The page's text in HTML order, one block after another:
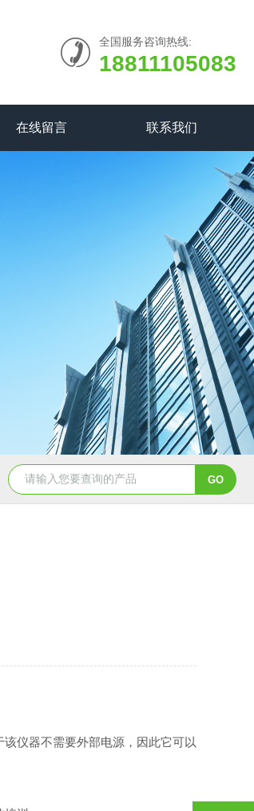
全国服务咨询热线:
18811105083
在线留言 联系我们
仪器不需要外部电源，因此它可以